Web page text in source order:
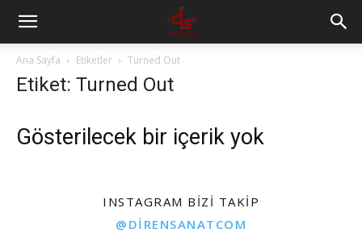
Ana Sayfa Etiketler Turned Out
Etiket: Turned Out
Gösterilecek bir içerik yok
INSTAGRAM BIZI TAKIP
@DIRENSANATCOM